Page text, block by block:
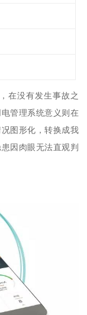
在没有发生事故之
管理系统意义则在
图形化，转换成我
因肉眼无法直观判